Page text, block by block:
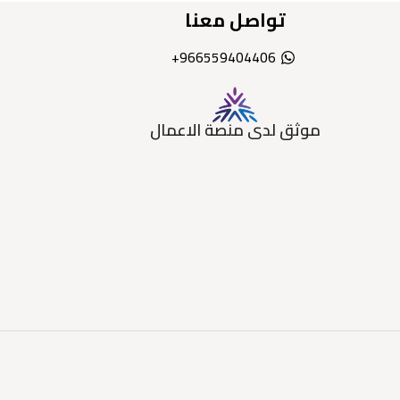
تواصل معنا
966559404406+
موثق لدى منصة الاعمال